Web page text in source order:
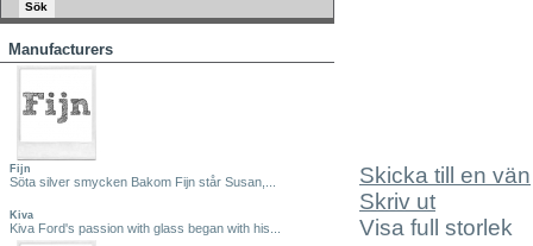
Manufacturers
Fijn
Söta silver smycken Bakom Fijn står Susan,...
Kiva
Kiva Ford's passion with glass began with his...
Skicka till en vän
Skriv ut
Visa full storlek